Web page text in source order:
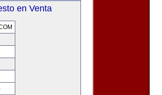
en Venta